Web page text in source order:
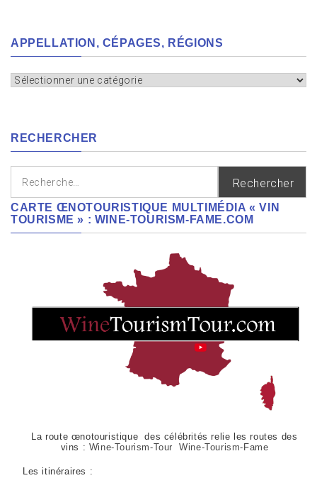
APPELLATION, CÉPAGES, RÉGIONS
Appellation,
RECHERCHER
Rechercher :
CARTE ŒNOTOURISTIQUE MULTIMÉDIA « VIN
TOURISME » : WINE-TOURISM-FAME.COM
La route œnotouristique des célébrités relie les routes des
vins : Wine-Tourism-Tour Wine-Tourism-Fame
Les itinéraires :